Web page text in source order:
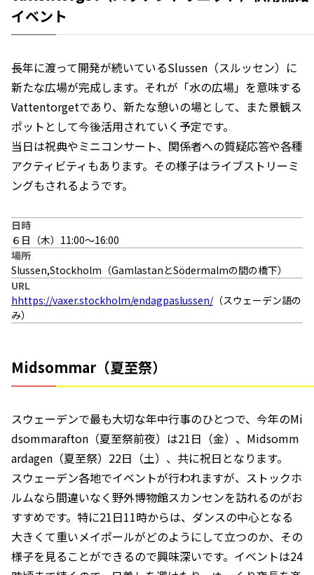
イベント
長年に渡って開発が続いているSlussen（スルッセン）に
新たな広場が完成します。それが「水の広場」を意味する
Vattentorgetであり、新たな憩いの場として、また景観ス
ポットとして今後活用されていく予定です。
当日は祝典やミニコンサート、関係者への質疑応答や各種
アクティビティもあります。その様子はライブストリーミ
ングもされるようです。
日時
６日（木）11:00〜16:00
場所
Slussen,Stockholm（GamlastanとSödermalmの間の橋下）
URL
hhttps://vaxer.stockholm/endagpaslussen/（スウェーデン語の
み）
Midsommar（夏至祭）
スウェーデンで最も大切な年中行事のひとつで、今年のMi
dsommarafton（夏至祭前夜）は21日（金）、Midsomm
ardagen（夏至祭）22日（土）、共に祝日となります。
スウェーデン各地でイベントが行われますが、ストックホ
ルムなら間違いなく野外博物館スカンセンを訪れるのがお
すすめです。特に21日11時からは、ダンスの中心となる
大きくて重いメイポールがどのようにして立つのか、その
様子を見ることができるので興味深いです。イベントは24